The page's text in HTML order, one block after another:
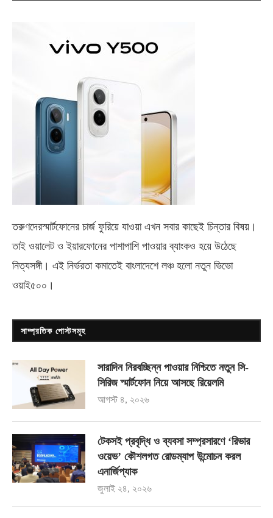
তরুণদেরস্মার্টফোনের চার্জ ফুরিয়ে যাওয়া এখন সবার কাছেই চিন্তার বিষয়।
তাই ওয়ালেট ও ইয়ারফোনের পাশাপাশি পাওয়ার ব্যাংকও হয়ে উঠেছে
নিত্যসঙ্গী। এই নির্ভরতা কমাতেই বাংলাদেশে লঞ্চ হলো নতুন ভিভো
ওয়াই৫০০ ।
সাম্প্রতিক পোস্টসমূহ
সারাদিন নিরবচ্ছিন্ন পাওয়ার নিশ্চিতে নতুন সি-
সিরিজ স্মার্টফোন নিয়ে আসছে রিয়েলমি
আগস্ট ৪, ২০২৬
টেকসই প্রবৃদ্ধি ও ব্যবসা সম্প্রসারণে ‘রিভার
ওয়েভ’ কৌশলগত রোডম্যাপ উন্মোচন করল
এনার্জিপ্যাক
জুলাই ২৪, ২০২৬